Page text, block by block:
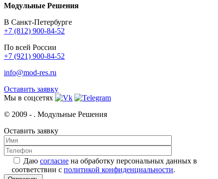
Модульные Решения
В Санкт-Петербурге
+7 (812) 900-84-52
По всей России
+7 (921) 900-84-52
info@mod-res.ru
Оставить заявку
Мы в соцсетях
© 2009 - . Модульные Решения
Оставить заявку
Даю согласие на обработку персональных данных в
соответствии с политикой конфиденциальности.